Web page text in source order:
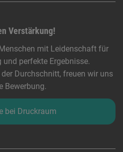
Verstärkung!
mit Leidenschaft für
und perfekte Ergebnisse.
Durchschnitt, freuen wir uns
Bewerbung.
bei Druckraum